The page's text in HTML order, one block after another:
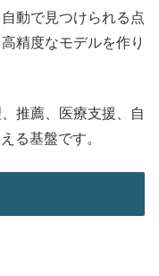
動で見つけられる点
精度なモデルを作り
推薦、医療支援、自
る基盤です。